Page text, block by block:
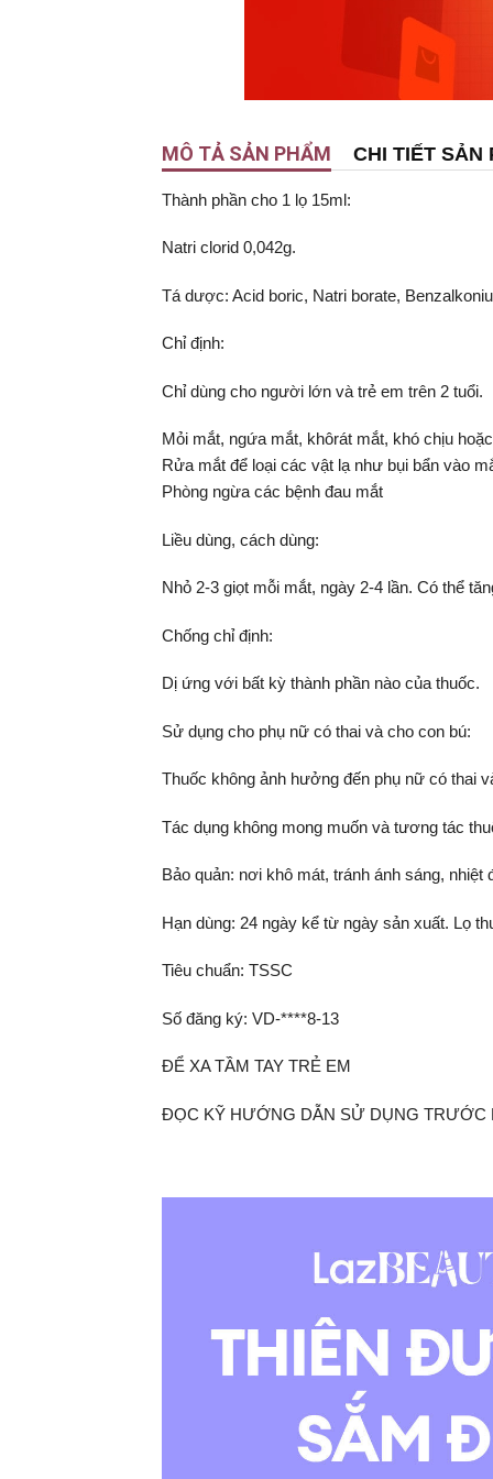
MÔ TẢ SẢN PHẨM CHI TIẾT SẢN
Thành phần cho 1 lọ 15ml:
Natri clorid 0,042g.
Tá dược: Acid boric, Natri borate,
Chỉ định:
Chỉ dùng cho người lớn và trẻ em trên 2 tuổi.
Mỏi mắt, ngứa mắt, khôrát mắt, khó chịu
Rửa mắt để loại các vật lạ như bụi bẩn vào
Phòng ngừa các bệnh đau mắt
Liều dùng, cách dùng:
Nhỏ 2-3 giọt mỗi mắt, ngày 2-4 lần. Có thể
Chống chỉ định:
Dị ứng với bất kỳ thành phần nào của thuốc.
Sử dụng cho phụ nữ có thai và cho con bú:
Thuốc không ảnh hưởng đến phụ nữ có thai
Tác dụng không mong muốn và tương tác
Bảo quản: nơi khô mát, tránh ánh sáng, nhiệt
Hạn dùng: 24 ngày kể từ ngày sản xuất. Lọ
Tiêu chuẩn: TSSC
Số đăng ký: VD-****8-13
ĐỂ XA TẦM TAY TRẺ EM
ĐỌC KỸ HƯỚNG DẪN SỬ DỤNG TRƯỚC